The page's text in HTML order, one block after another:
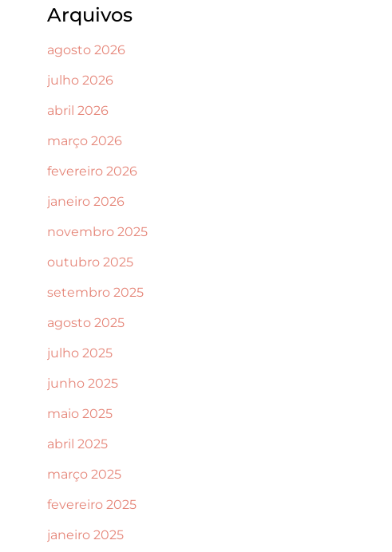
Arquivos
agosto 2026
julho 2026
abril 2026
março 2026
fevereiro 2026
janeiro 2026
novembro 2025
outubro 2025
setembro 2025
agosto 2025
julho 2025
junho 2025
maio 2025
abril 2025
março 2025
fevereiro 2025
janeiro 2025